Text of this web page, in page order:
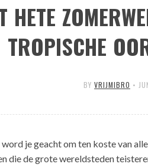
HETE
TROPISCHE
BY VRIJMIBRO •
je geacht om ten koste van
die de grote wereldsteden